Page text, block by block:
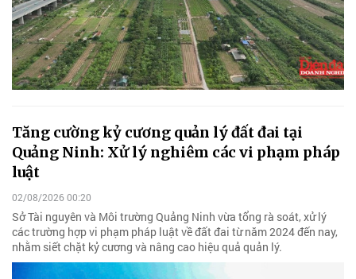
Tăng cường kỷ cương quản lý đất đai tại
Quảng Ninh: Xử lý nghiêm các vi phạm pháp
luật
02/08/2026 00:20
Sở Tài nguyên và Môi trường Quảng Ninh vừa tổng rà soát, xử lý
các trường hợp vi phạm pháp luật về đất đai từ năm 2024 đến nay,
nhằm siết chặt kỷ cương và nâng cao hiệu quả quản lý.